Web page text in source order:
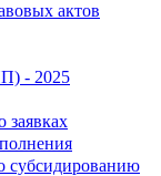
актов
- 2025
субсидированию